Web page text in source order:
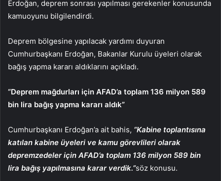
Erdoğan, deprem sonrası yapılması gerekenler konusunda
kamuoyunu bilgilendirdi.
Deprem bölgesine yapılacak yardımı duyuran
Cumhurbaşkanı Erdoğan, Bakanlar Kurulu üyeleri olarak
bağış yapma kararı aldıklarını açıkladı.
“Deprem mağdurları için AFAD’a toplam 136 milyon 589
bin lira bağış yapma kararı aldık”
Cumhurbaşkanı Erdoğan’a ait bahis, “Kabine toplantısına
katılan kabine üyeleri ve kamu görevlileri olarak
depremzedeler için AFAD’a toplam 136 milyon 589 bin
lira bağış yapılmasına karar verdik.”söz konusu.